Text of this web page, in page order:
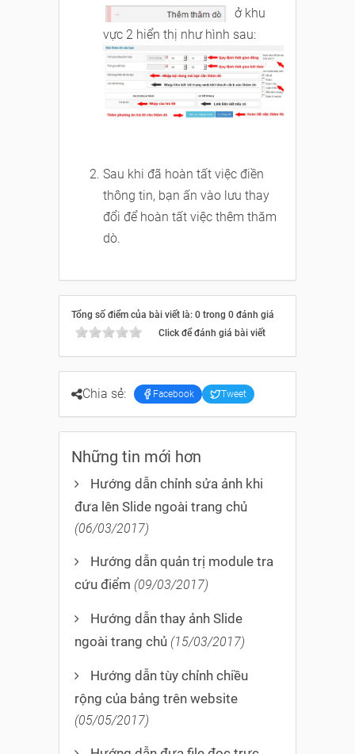
ở khu
vực 2 hiển thị như hình sau:
Sau khi đã hoàn tất việc điền
thông tin, bạn ấn vào lưu thay
đổi để hoàn tất việc thêm thăm
dò.
Tổng số điểm của bài viết là: 0 trong 0 đánh giá
Click để đánh giá bài viết
Chia sẻ: Facebook Tweet
Những tin mới hơn
Hướng dẫn chỉnh sửa ảnh khi
đưa lên Slide ngoài trang chủ
(06/03/2017)
Hướng dẫn quản trị module tra
cứu điểm (09/03/2017)
Hướng dẫn thay ảnh Slide
ngoài trang chủ (15/03/2017)
Hướng dẫn tùy chỉnh chiều
rộng của bảng trên website
(05/05/2017)